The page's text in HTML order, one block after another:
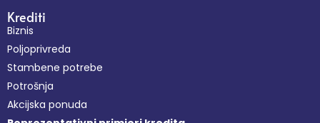
Krediti
Biznis
Poljoprivreda
Stambene potrebe
Potrošnja
Akcijska ponuda